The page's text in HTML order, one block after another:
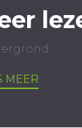
MEER